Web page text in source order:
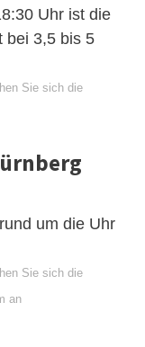
Uhr ist die
bei 3,5 bis 5
Sie sich die
um die Uhr
Sie sich die
an